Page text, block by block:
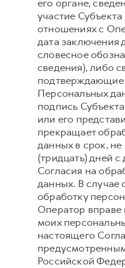
его органе,
участие
отношениях с
дата заключения
словесное
сведения), либо
подтверждающие
Персональных
подпись
или его
прекращает
данных в срок,
(тридцать) дней
Согласия на
данных. В случае
обработку
Оператор
моих
настоящего
Российской